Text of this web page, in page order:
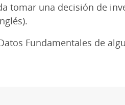
tomar una decisión de
Fundamentales de